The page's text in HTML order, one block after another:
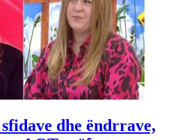
dhe ëndrrave,